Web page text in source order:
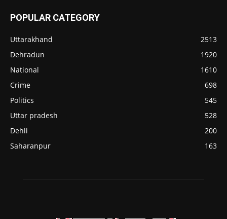
POPULAR CATEGORY
Uttarakhand
2513
Dehradun
1920
National
1610
Crime
698
Politics
545
Uttar pradesh
528
Dehli
200
Saharanpur
163